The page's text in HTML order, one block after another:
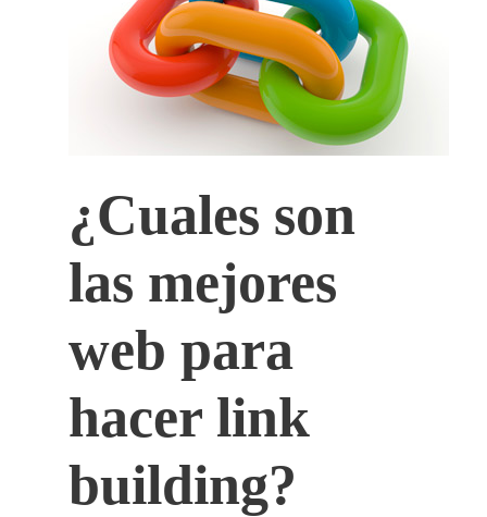
¿Cuales son
las mejores
web para
hacer link
building?